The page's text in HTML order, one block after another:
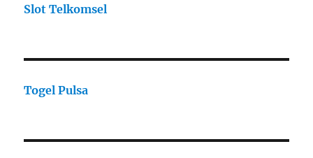
Slot Telkomsel
Togel Pulsa